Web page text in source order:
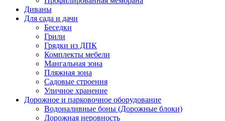
Диваны
Для сада и дачи
Беседки
Грили
Грядки из ДПК
Комплекты мебели
Мангальная зона
Пляжная зона
Садовые строения
Уличное хранение
Дорожное и парковочное оборудование
Водоналивные боны (Дорожные блоки)
Дорожная неровность